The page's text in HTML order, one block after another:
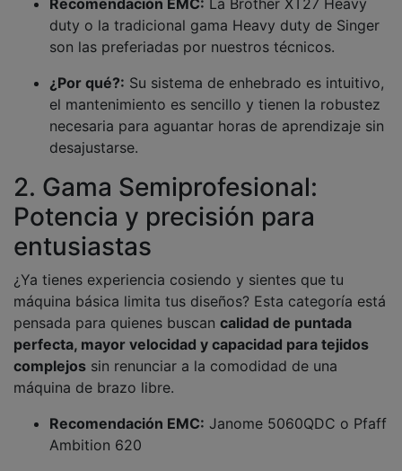
Recomendación EMC: La Brother XT27 Heavy
duty o la tradicional gama Heavy duty de Singer
son las preferiadas por nuestros técnicos.
¿Por qué?: Su sistema de enhebrado es intuitivo,
el mantenimiento es sencillo y tienen la robustez
necesaria para aguantar horas de aprendizaje sin
desajustarse.
2. Gama Semiprofesional:
Potencia y precisión para
entusiastas
¿Ya tienes experiencia cosiendo y sientes que tu
máquina básica limita tus diseños? Esta categoría está
pensada para quienes buscan calidad de puntada
perfecta, mayor velocidad y capacidad para tejidos
complejos sin renunciar a la comodidad de una
máquina de brazo libre.
Recomendación EMC: Janome 5060QDC o Pfaff
Ambition 620